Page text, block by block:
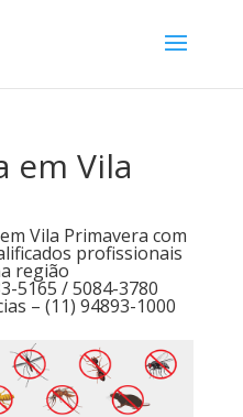
em Vila
Vila Primavera com
profissionais
região
5165 / 5084-3780
– (11) 94893-1000